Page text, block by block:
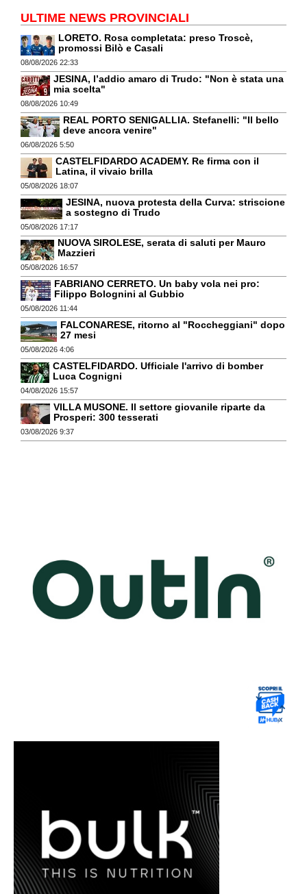
ULTIME NEWS PROVINCIALI
LORETO. Rosa completata: preso Troscè,
promossi Bilò e Casali
08/08/2026 22:33
JESINA, l’addio amaro di Trudo: "Non è stata una
mia scelta"
08/08/2026 10:49
REAL PORTO SENIGALLIA. Stefanelli: "Il bello
deve ancora venire"
06/08/2026 5:50
CASTELFIDARDO ACADEMY. Re firma con il
Latina, il vivaio brilla
05/08/2026 18:07
JESINA, nuova protesta della Curva: striscione
a sostegno di Trudo
05/08/2026 17:17
NUOVA SIROLESE, serata di saluti per Mauro
Mazzieri
05/08/2026 16:57
FABRIANO CERRETO. Un baby vola nei pro:
Filippo Bolognini al Gubbio
05/08/2026 11:44
FALCONARESE, ritorno al "Roccheggiani" dopo
27 mesi
05/08/2026 4:06
CASTELFIDARDO. Ufficiale l'arrivo di bomber
Luca Cognigni
04/08/2026 15:57
VILLA MUSONE. Il settore giovanile riparte da
Prosperi: 300 tesserati
03/08/2026 9:37